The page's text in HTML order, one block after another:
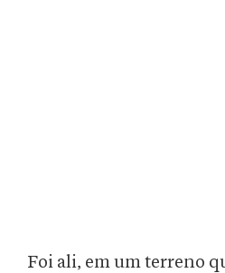
Foi ali, em um terreno